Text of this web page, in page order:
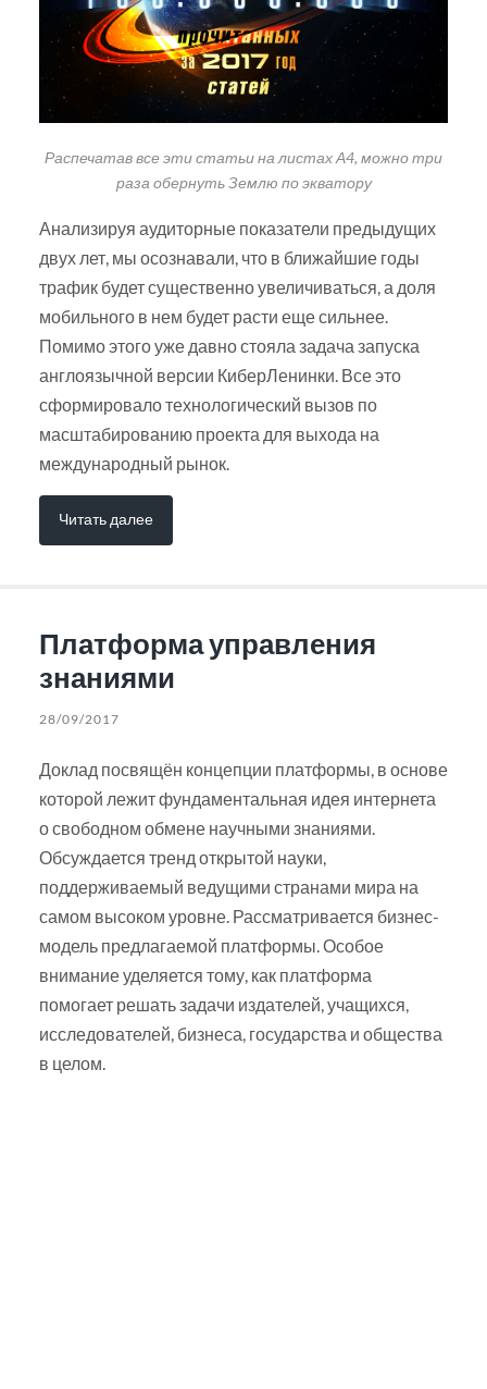
Распечатав все эти статьи на листах А4, можно три
раза обернуть Землю по экватору
Анализируя аудиторные показатели предыдущих
двух лет, мы осознавали, что в ближайшие годы
трафик будет существенно увеличиваться, а доля
мобильного в нем будет расти еще сильнее.
Помимо этого уже давно стояла задача запуска
англоязычной версии КиберЛенинки. Все это
сформировало технологический вызов по
масштабированию проекта для выхода на
международный рынок.
Читать далее
Платформа управления
знаниями
28/09/2017
Доклад посвящён концепции платформы, в основе
которой лежит фундаментальная идея интернета
о свободном обмене научными знаниями.
Обсуждается тренд открытой науки,
поддерживаемый ведущими странами мира на
самом высоком уровне. Рассматривается бизнес-
модель предлагаемой платформы. Особое
внимание уделяется тому, как платформа
помогает решать задачи издателей, учащихся,
исследователей, бизнеса, государства и общества
в целом.